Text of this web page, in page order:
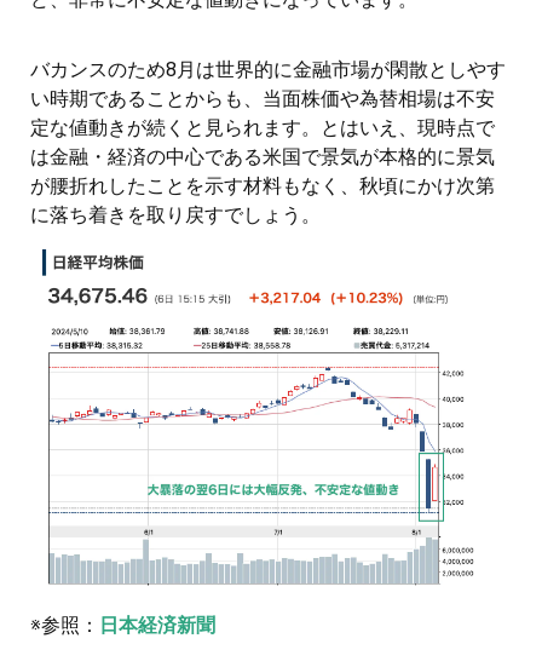
バカンスのため8月は世界的に金融市場が閑散としやす
い時期であることからも、当面株価や為替相場は不安
定な値動きが続くと見られます。とはいえ、現時点で
は金融・経済の中心である米国で景気が本格的に景気
が腰折れしたことを示す材料もなく、秋頃にかけ次第
に落ち着きを取り戻すでしょう。
※参照： 日本経済新聞